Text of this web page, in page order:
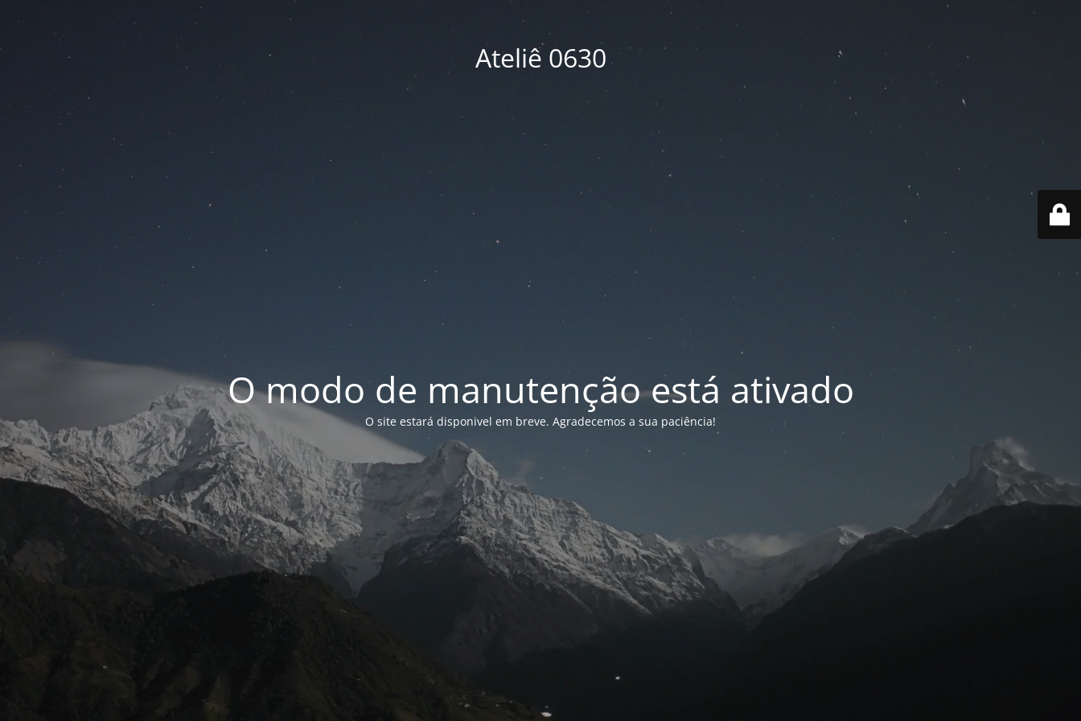
Ateliê 0630
O modo de manutenção está ativado
O site estará disponivel em breve. Agradecemos a sua paciência!